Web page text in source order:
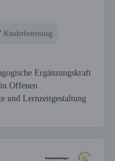
Kinderbetreuung
Ergänzungskraft
Offenen
und Lernzeitgestaltung